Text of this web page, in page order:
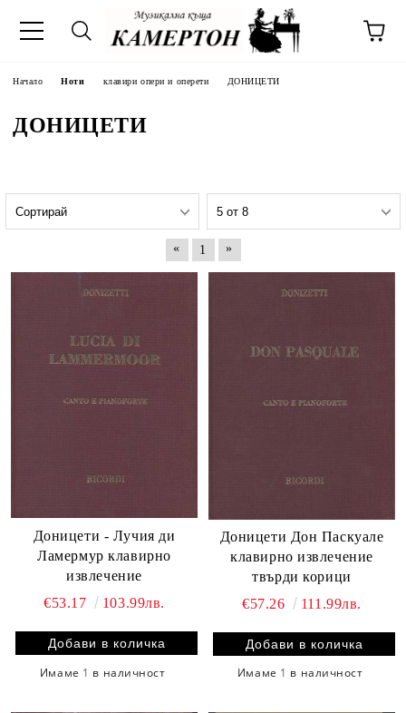
Начало Ноти клавири опери и оперети ДОНИЦЕТИ
ДОНИЦЕТИ
« 1 »
Доницети - Лучия ди
Ламермур клавирно
извлечение
€53.17
103.99лв.
Имаме 1 в наличност
Доницети Дон Паскуале
клавирно извлечение
твърди корици
€57.26
111.99лв.
Имаме 1 в наличност